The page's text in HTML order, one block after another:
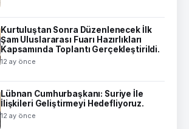
Kurtuluştan Sonra Düzenlenecek İlk
Şam Uluslararası Fuarı Hazırlıkları
Kapsamında Toplantı Gerçekleştirildi.
12 ay önce
Lübnan Cumhurbaşkanı: Suriye İle
İlişkileri Geliştirmeyi Hedefliyoruz.
12 ay önce